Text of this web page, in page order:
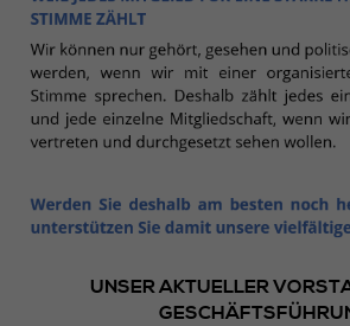
UNSER AKTUELLER